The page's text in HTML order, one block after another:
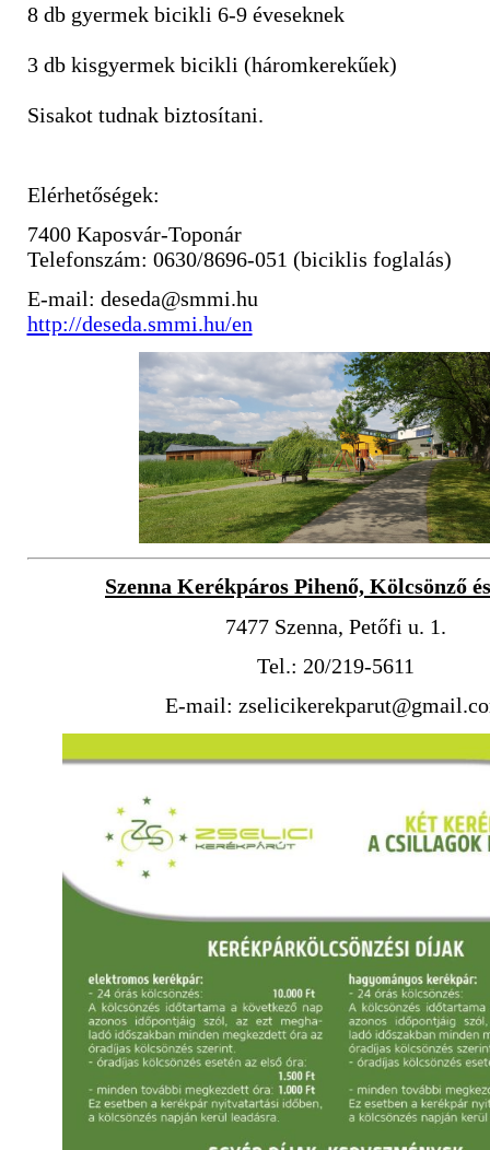
8 db gyermek bicikli 6-9 éveseknek
3 db kisgyermek bicikli (háromkerekűek)
Sisakot tudnak biztosítani.
Elérhetőségek:
7400 Kaposvár-Toponár
Telefonszám: 0630/8696-051 (biciklis foglalás)
E-mail: deseda@smmi.hu
http://deseda.smmi.hu/en
Szenna Kerékpáros Pihenő, Kölcsönző
7477 Szenna, Petőfi u. 1.
Tel.: 20/219-5611
E-mail: